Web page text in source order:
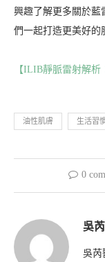
興趣了解更多關於藍
們一起打造更美好的
【ILIB靜脈雷射解析
油性肌膚 生活習
0
吳
吳芮